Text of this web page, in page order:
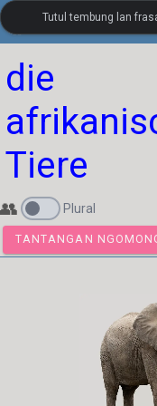
die
Tiere
👥 Plural
Tutul tembung lan